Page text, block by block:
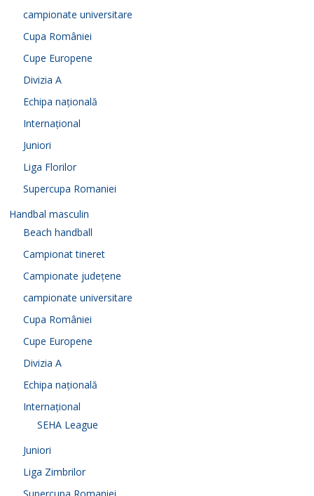
campionate universitare
Cupa României
Cupe Europene
Divizia A
Echipa națională
Internațional
Juniori
Liga Florilor
Supercupa Romaniei
Handbal masculin
Beach handball
Campionat tineret
Campionate județene
campionate universitare
Cupa României
Cupe Europene
Divizia A
Echipa națională
Internațional
SEHA League
Juniori
Liga Zimbrilor
Supercupa Romaniei